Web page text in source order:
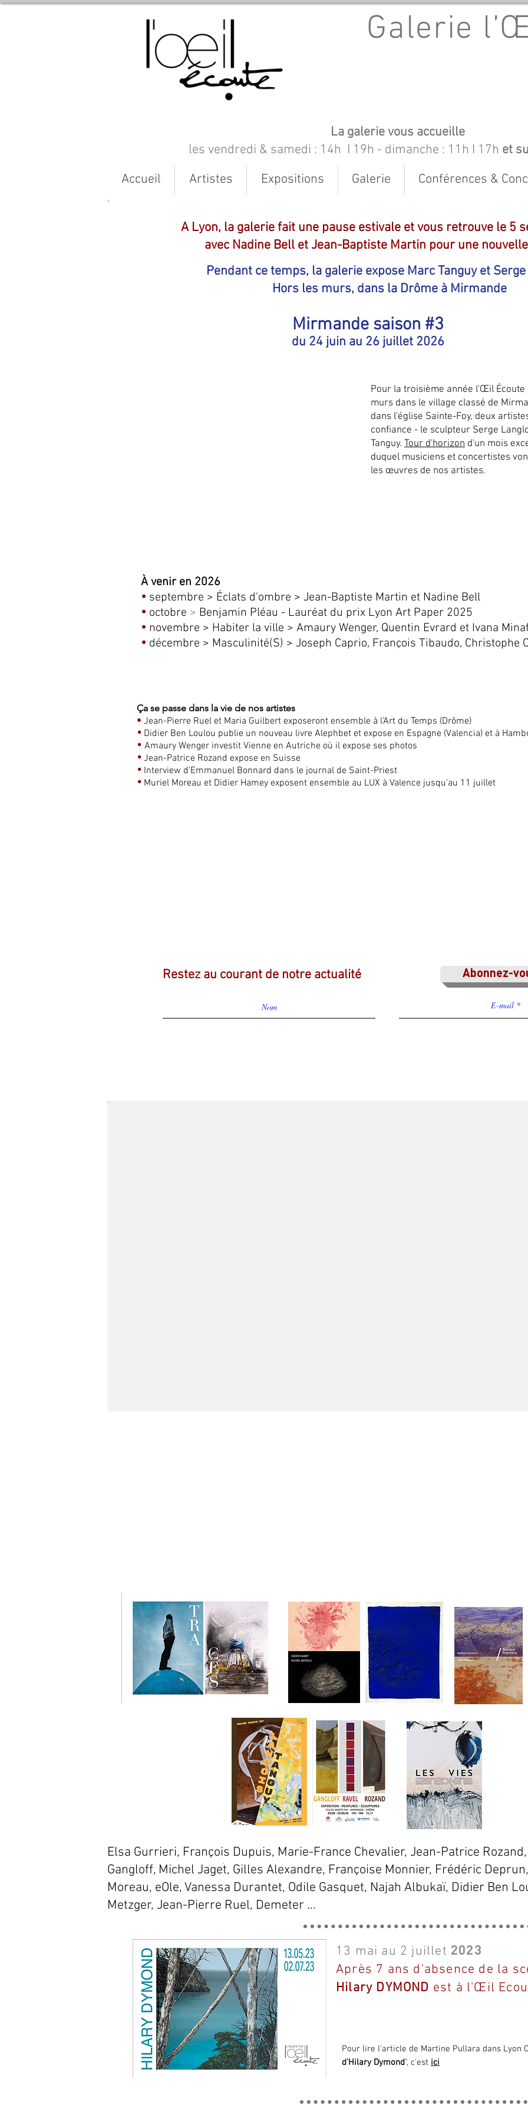
Galerie
La galerie vous accueille
les vendredi & samedi : 14h I 19h - dimanche : 11h I 17h et
Accueil
Artistes Expositions Galerie Conférences &
A Lyon, la galerie fait une pause estivale et vous retrouve le 5
avec Nadine Bell et Jean-Baptiste Martin pour une
Pendant ce temps, la galerie expose Marc Tanguy et
Hors les murs, dans la Drôme à Mirmande
Mirmande saison #3
du 24 juin au 26 juillet 2026
Pour la troisième année l'Œil Écoute
murs dans le village classé de
dans l'église Sainte-Foy, deux
confiance - le sculpteur Serge
Tanguy. Tour d'horizon d'un mois
duquel musiciens et concertistes
les œuvres de nos artistes.
À venir en 2026
• septembre > Éclats d'ombre > Jean-Baptiste Martin et Nadine Bell
• octobre > Benjamin Pléau - Lauréat du prix Lyon Art Paper 2025
• novembre > Habiter la ville > Amaury Wenger, Quentin Evrard et Ivana
• décembre > Masculinité(S) > Joseph Caprio, François Tibaudo, Christophe
Ça se passe dans la vie de nos artistes
• Jean-Pierre Ruel et Maria Guilbert exposeront ensemble à l'Art du Temps (Drôme)
• Didier Ben Loulou publie un nouveau livre Alephbet et expose en Espagne (Valencia) et à
• Amaury Wenger investit Vienne en Autriche où il expose ses photos
• Jean-Patrice Rozand expose en Suisse
• Interview d'Emmanuel Bonnard dans le journal de Saint-Priest
• Muriel Moreau et Didier Hamey exposent ensemble au LUX à Valence jusqu'au 11 juillet
Restez au courant de notre actualité Abonnez-
Elsa Gurrieri, François Dupuis, Marie-France Chevalier, Jean-Patrice
Gangloff, Michel Jaget, Gilles Alexandre, Françoise Monnier, Frédéric
Moreau, eOle, Vanessa Durantet, Odile Gasquet, Najah Albukaï, Didier Ben
Metzger, Jean-Pierre Ruel, Demeter …
13 mai au 2 juillet 2023
Après 7 ans d'absence de la
Hilary DYMOND est à l'Œil
Pour lire l'article de Martine Pullara dans Lyon
d'Hilary Dymond", c'est ici